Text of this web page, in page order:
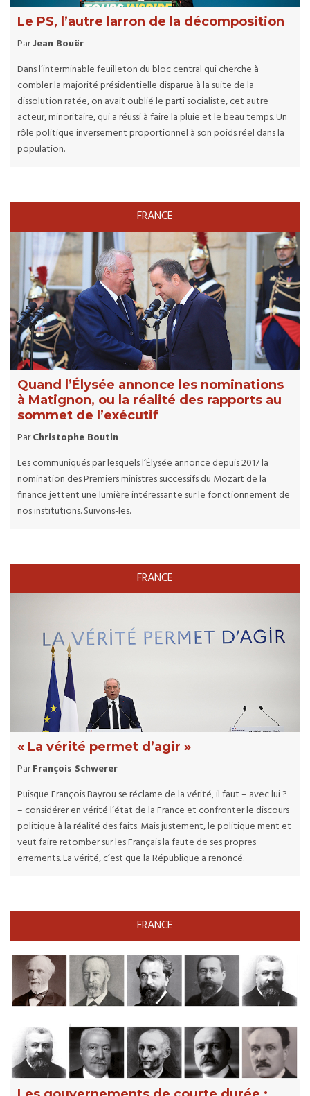
Le PS, l’autre larron de la décomposition
ParJean Bouër
Dans l’interminable feuilleton du bloc central qui cherche à
combler la majorité présidentielle disparue à la suite de la
dissolution ratée, on avait oublié le parti socialiste, cet autre
acteur, minoritaire, qui a réussi à faire la pluie et le beau temps. Un
rôle politique inversement proportionnel à son poids réel dans la
population.
FRANCE
Quand l’Élysée annonce les nominations
à Matignon, ou la réalité des rapports au
sommet de l’exécutif
ParChristophe Boutin
Les communiqués par lesquels l’Élysée annonce depuis 2017 la
nomination des Premiers ministres successifs du Mozart de la
finance jettent une lumière intéressante sur le fonctionnement de
nos institutions. Suivons-les.
FRANCE
« La vérité permet d’agir »
ParFrançois Schwerer
Puisque François Bayrou se réclame de la vérité, il faut – avec lui ?
– considérer en vérité l’état de la France et confronter le discours
politique à la réalité des faits. Mais justement, le politique ment et
veut faire retomber sur les Français la faute de ses propres
errements. La vérité, c’est que la République a renoncé.
FRANCE